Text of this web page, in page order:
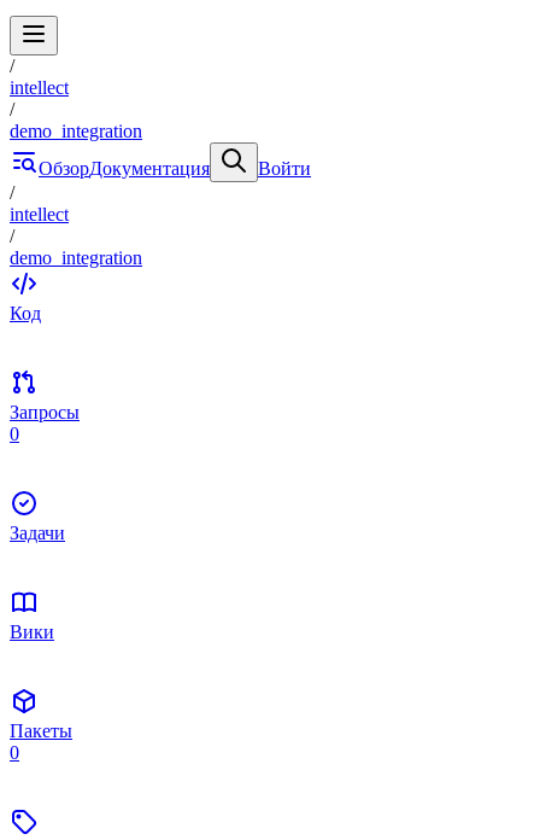
/
intellect
/
demo_integration
ОбзорДокументация
Войти
/
intellect
/
demo_integration
Код
Запросы
0
Задачи
Вики
Пакеты
0